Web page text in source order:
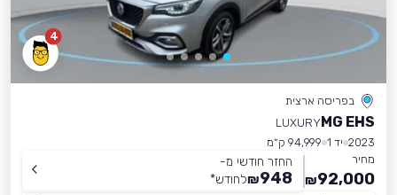
4
בפריסה ארצית
MG EHS
LUXURY
2023 יד 1
94,999 ק״מ
מחיר
92,000
₪
החזר חודשי מ-
948
₪לחודש*